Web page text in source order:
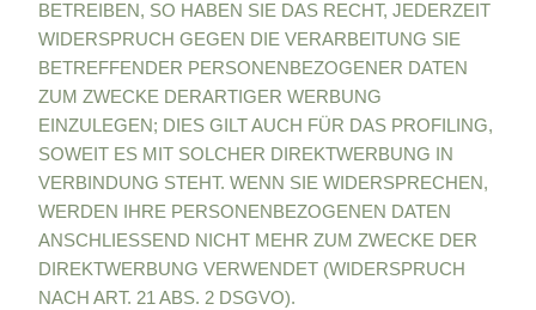
BETREIBEN, SO HABEN SIE DAS RECHT, JEDERZEIT
WIDERSPRUCH GEGEN DIE VERARBEITUNG SIE
BETREFFENDER PERSONENBEZOGENER DATEN
ZUM ZWECKE DERARTIGER WERBUNG
EINZULEGEN; DIES GILT AUCH FÜR DAS PROFILING,
SOWEIT ES MIT SOLCHER DIREKTWERBUNG IN
VERBINDUNG STEHT. WENN SIE WIDERSPRECHEN,
WERDEN IHRE PERSONENBEZOGENEN DATEN
ANSCHLIESSEND NICHT MEHR ZUM ZWECKE DER
DIREKTWERBUNG VERWENDET (WIDERSPRUCH
NACH ART. 21 ABS. 2 DSGVO).